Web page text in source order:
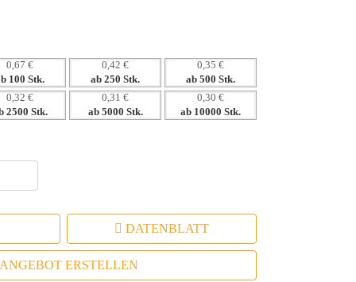
0,67 €
100 Stk.
0,42 €
ab 250 Stk.
0,35 €
ab 500 Stk.
0,32 €
2500 Stk.
0,31 €
ab 5000 Stk.
0,30 €
ab 10000 Stk.
DATENBLATT
ANGEBOT ERSTELLEN